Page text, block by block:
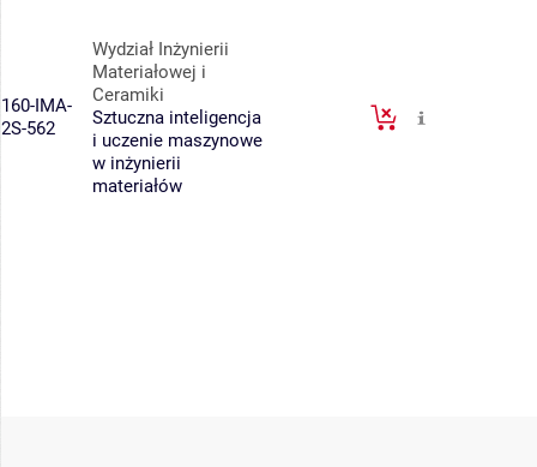
160-IMA-
2S-562
Wydział Inżynierii
Materiałowej i
Ceramiki
Sztuczna inteligencja
i uczenie maszynowe
w inżynierii
materiałów